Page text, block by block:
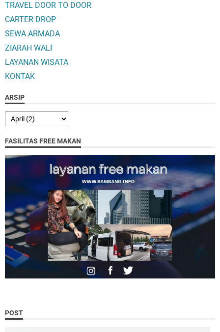
TRAVEL DOOR TO DOOR
CARTER DROP
SEWA ARMADA
ZIARAH WALI
LAYANAN WISATA
KONTAK
ARSIP
FASILITAS FREE MAKAN
POST